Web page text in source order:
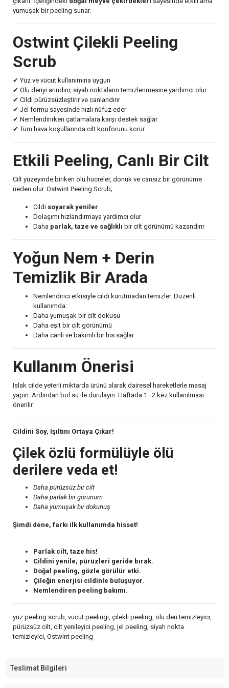
yumuşak bir peeling sunar.
Ostwint Çilekli Peeling
Scrub
✔ Yüz ve vücut kullanımına uygun
✔ Ölü deriyi arındırır, siyah noktaların temizlenmesine yardımcı olur
✔ Cildi pürüzsüzleştirir ve canlandırır
✔ Jel formu sayesinde hızlı nüfuz eder
✔ Nemlendirirken çatlamalara karşı destek sağlar
✔ Tüm hava koşullarında cilt konforunu korur
Etkili Peeling, Canlı Bir Cilt
Cilt yüzeyinde biriken ölü hücreler, donuk ve cansız bir görünüme
neden olur. Ostwint Peeling Scrub;
Cildi soyarak yeniler
Dolaşımı hızlandırmaya yardımcı olur
Daha parlak, taze ve sağlıklı bir cilt görünümü kazandırır
Yoğun Nem + Derin
Temizlik Bir Arada
Nemlendirici etkisiyle cildi kurutmadan temizler. Düzenli
kullanımda:
Daha yumuşak bir cilt dokusu
Daha eşit bir cilt görünümü
Daha canlı ve bakımlı bir his sağlar
Kullanım Önerisi
Islak cilde yeterli miktarda ürünü alarak dairesel hareketlerle masaj
yapın. Ardından bol su ile durulayın. Haftada 1–2 kez kullanılması
önerilir.
Cildini Soy, Işıltını Ortaya Çıkar!
Çilek özlü formülüyle ölü
derilere veda et!
Daha pürüzsüz bir cilt
Daha parlak bir görünüm
Daha yumuşak bir dokunuş
Şimdi dene, farkı ilk kullanımda hisset!
Parlak cilt, taze his!
Cildini yenile, pürüzleri geride bırak.
Doğal peeling, gözle görülür etki.
Çileğin enerjisi cildinle buluşuyor.
Nemlendiren peeling bakımı.
yüz peeling scrub, vücut peelingi, çilekli peeling, ölü deri temizleyici,
pürüzsüz cilt, cilt yenileyici peeling, jel peeling, siyah nokta
temizleyici, Ostwint peeling
Teslimat Bilgileri